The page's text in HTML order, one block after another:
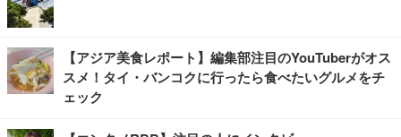
【アジア美食レポート】編集部注目のYouTuberがオス
スメ！タイ・バンコクに行ったら食べたいグルメをチ
ェック